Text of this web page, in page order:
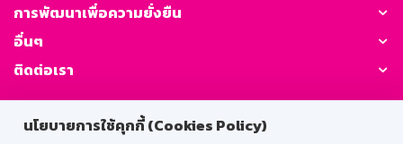
นโยบายการใช้คุกกี้ (Cookies Policy)
การพัฒนาเพื่อความยั่งยืน
อื่นๆ
ติดต่อเรา
GSB Society: